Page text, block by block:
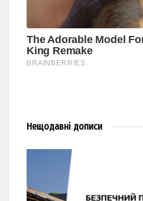
Нещодавні дописи